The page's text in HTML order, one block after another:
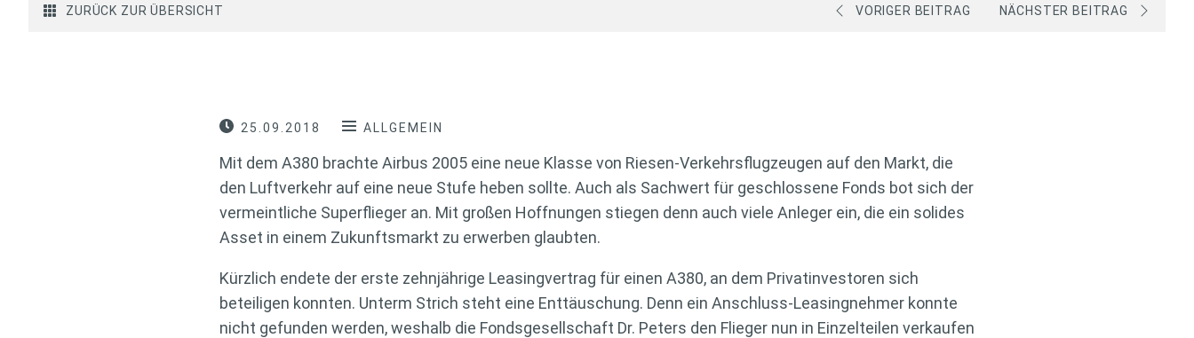
ZURÜCK ZUR ÜBERSICHT VORIGER BEITRAG NÄCHSTER BEITRAG
25.09.2018 ALLGEMEIN
Mit dem A380 brachte Airbus 2005 eine neue Klasse von Riesen-Verkehrsflugzeugen auf den Markt, die
den Luftverkehr auf eine neue Stufe heben sollte. Auch als Sachwert für geschlossene Fonds bot sich der
vermeintliche Superflieger an. Mit großen Hoffnungen stiegen denn auch viele Anleger ein, die ein solides
Asset in einem Zukunftsmarkt zu erwerben glaubten.
Kürzlich endete der erste zehnjährige Leasingvertrag für einen A380, an dem Privatinvestoren sich
beteiligen konnten. Unterm Strich steht eine Enttäuschung. Denn ein Anschluss-Leasingnehmer konnte
nicht gefunden werden, weshalb die Fondsgesellschaft Dr. Peters den Flieger nun in Einzelteilen verkaufen